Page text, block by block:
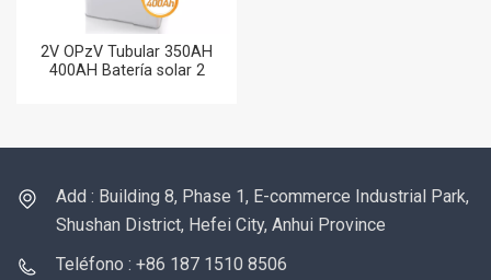
2V OPzV Tubular 350AH
400AH Batería solar 2
Add : Building 8, Phase 1, E-commerce Industrial Park,
Shushan District, Hefei City, Anhui Province
Teléfono : +86 187 1510 8506